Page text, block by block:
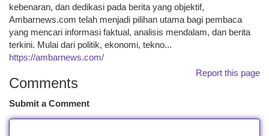
kebenaran, dan dedikasi pada berita yang objektif,
Ambarnews.com telah menjadi pilihan utama bagi pembaca
yang mencari informasi faktual, analisis mendalam, dan berita
terkini. Mulai dari politik, ekonomi, tekno...
https://ambarnews.com/
Report this page
Comments
Submit a Comment